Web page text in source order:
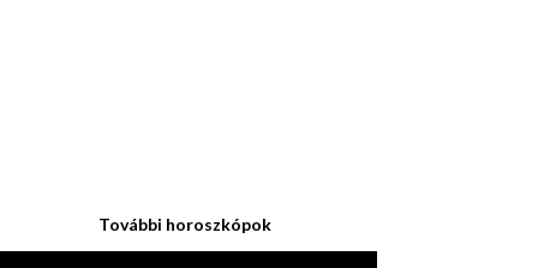
További horoszkópok